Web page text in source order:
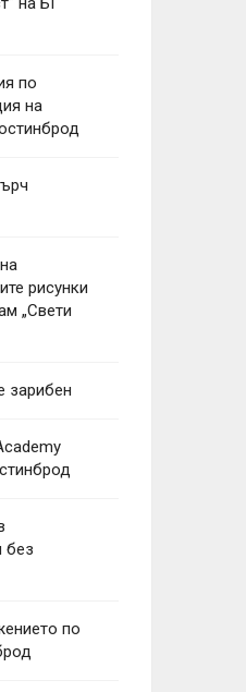
по
на
рисунки
„Свети
зарибен
без
по